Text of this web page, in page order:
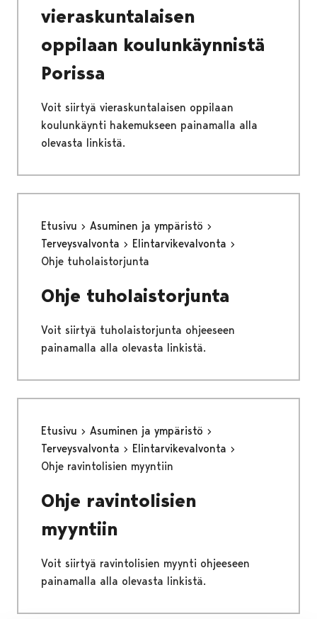
vieraskuntalaisen
oppilaan koulunkäynnistä
Porissa
Voit siirtyä vieraskuntalaisen oppilaan
koulunkäynti hakemukseen painamalla alla
olevasta linkistä.
Etusivu
Asuminen ja ympäristö
Terveysvalvonta
Elintarvikevalvonta
Ohje tuholaistorjunta
Ohje tuholaistorjunta
Voit siirtyä tuholaistorjunta ohjeeseen
painamalla alla olevasta linkistä.
Etusivu
Asuminen ja ympäristö
Terveysvalvonta
Elintarvikevalvonta
Ohje ravintolisien myyntiin
Ohje ravintolisien
myyntiin
Voit siirtyä ravintolisien myynti ohjeeseen
painamalla alla olevasta linkistä.